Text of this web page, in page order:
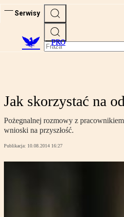
Serwisy
PRO
Jak skorzystać na
Pożegnalnej rozmowy z
wnioski na przyszłość.
Publikacja: 10.08.2014 16:27